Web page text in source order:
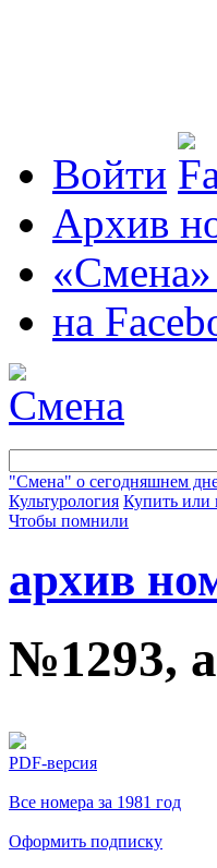
Войти
Архив
«Смена»
на
"Смена" о сегодняшнем
Культурология Купить или
Чтобы помнили
архив
№1293,
PDF-версия
Все номера за 1981 год
Оформить подписку